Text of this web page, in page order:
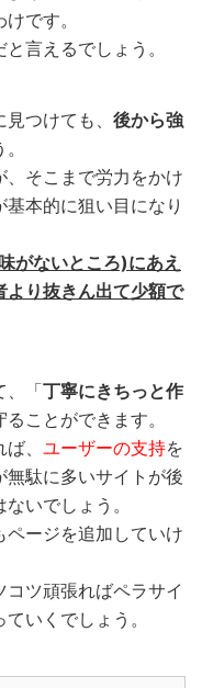
けです。
言えるでしょう。
つけても、 後から強
、そこまで労力をかけ
本的に狙い目になり
がないところ)にあえ
より抜きん出て少額で
、「丁寧にきちっと作
ことができます。
、 ユーザーの支持を
駄に多いサイトが後
いでしょう。
ページを追加していけ
ツ頑張ればペラサイ
いくでしょう。